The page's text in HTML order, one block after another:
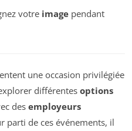
votre imagependant
une occasion privilégiée
différentes options
des employeurs
parti de ces événements, il